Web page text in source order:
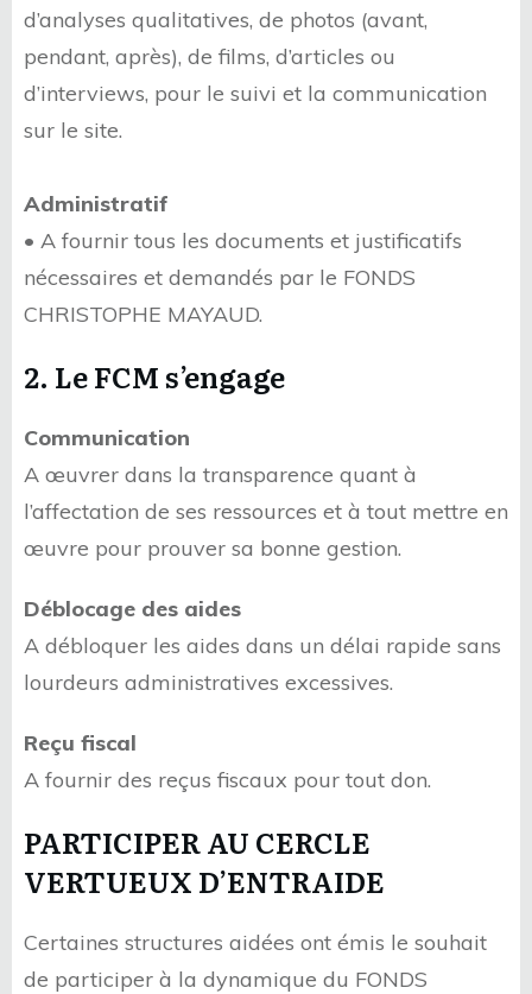
d’analyses qualitatives, de photos (avant,
pendant, après), de films, d’articles ou
d’interviews, pour le suivi et la communication
sur le site.
Administratif
• A fournir tous les documents et justificatifs
nécessaires et demandés par le FONDS
CHRISTOPHE MAYAUD.
2. Le FCM s’engage
Communication
A œuvrer dans la transparence quant à
l’affectation de ses ressources et à tout mettre en
œuvre pour prouver sa bonne gestion.
Déblocage des aides
A débloquer les aides dans un délai rapide sans
lourdeurs administratives excessives.
Reçu fiscal
A fournir des reçus fiscaux pour tout don.
PARTICIPER AU CERCLE
VERTUEUX D’ENTRAIDE
Certaines structures aidées ont émis le souhait
de participer à la dynamique du FONDS